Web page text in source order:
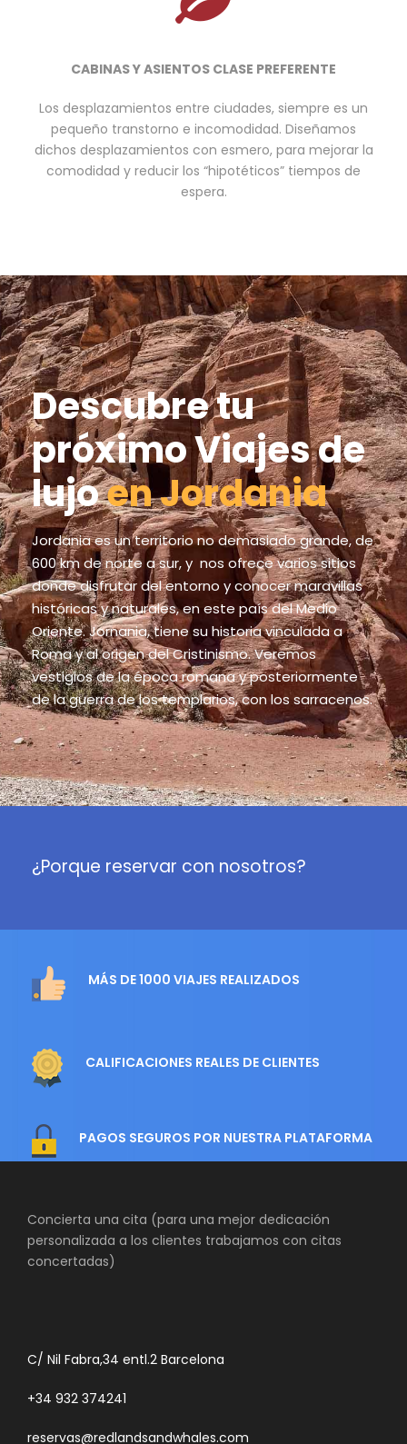
CABINAS Y ASIENTOS CLASE PREFERENTE
Los desplazamientos entre ciudades, siempre es un
pequeño transtorno e incomodidad. Diseñamos
dichos desplazamientos con esmero, para mejorar la
comodidad y reducir los “hipotéticos” tiempos de
espera.
Descubre tu
próximo Viajes de
lujoen Jordania
Jordania es un territorio no demasiado grande, de
600 km de norte a sur, y nos ofrece varios sitios
donde disfrutar del entorno y conocer maravillas
históricas y naturales, en este país del Medio
Oriente. Jornania, tiene su historia vinculada a
Roma y al origen del Cristinismo. Veremos
vestigios de la época romana y posteriormente
de la guerra de los templarios, con los sarracenos.
¿Porque reservar con nosotros?
MÁS DE 1000 VIAJES REALIZADOS
CALIFICACIONES REALES DE CLIENTES
PAGOS SEGUROS POR NUESTRA PLATAFORMA
Concierta una cita (para una mejor dedicación
personalizada a los clientes trabajamos con citas
concertadas)
C/ Nil Fabra,34 entl.2 Barcelona
+34 932 374241
reservas@redlandsandwhales.com